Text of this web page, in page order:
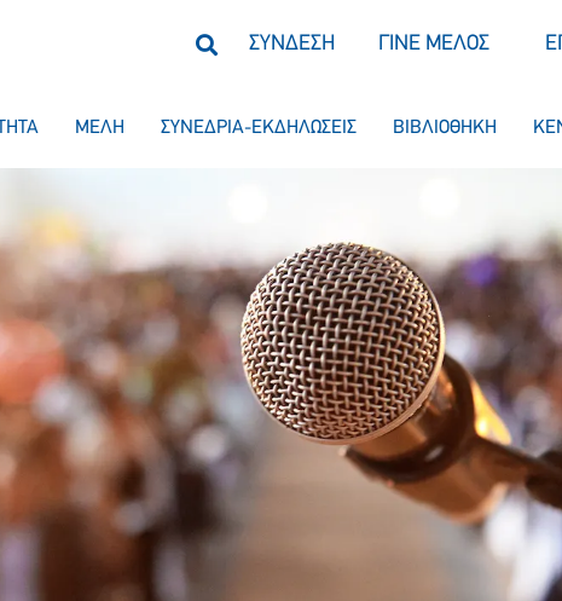
ΣΥΝΔΕΣΗ ΓΙΝΕ ΜΕΛΟΣ
ΜΕΛΗ ΣΥΝΕΔΡΙΑ-ΕΚΔΗΛΩΣΕΙΣ ΒΙΒΛΙΟΘΗΚΗ